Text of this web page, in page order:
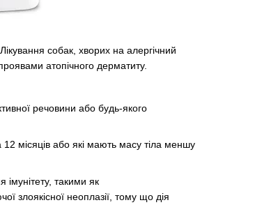
собак, хворих на алергічний
атопічного дерматиту.
речовини або будь-якого
місяців або які мають масу тіла меншу
імунітету, такими як
злоякісної неоплазії, тому що дія